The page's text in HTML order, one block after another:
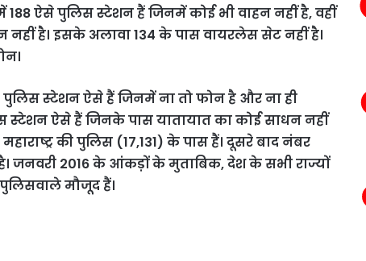
188 ऐसे पुलिस स्टेशन हैं जिनमें कोई भी वाहन नहीं है, वहीं
है। इसके अलावा 134 के पास वायरलेस सेट नहीं है।
पुलिस स्टेशन ऐसे हैं जिनमें ना तो फोन है और ना ही
स्टेशन ऐसे हैं जिनके पास यातायात का कोई साधन नहीं
की पुलिस (17,131) के पास हैं। दूसरे बाद नंबर
जनवरी 2016 के आंकड़ों के मुताबिक, देश के सभी राज्यों
मौजूद हैं।